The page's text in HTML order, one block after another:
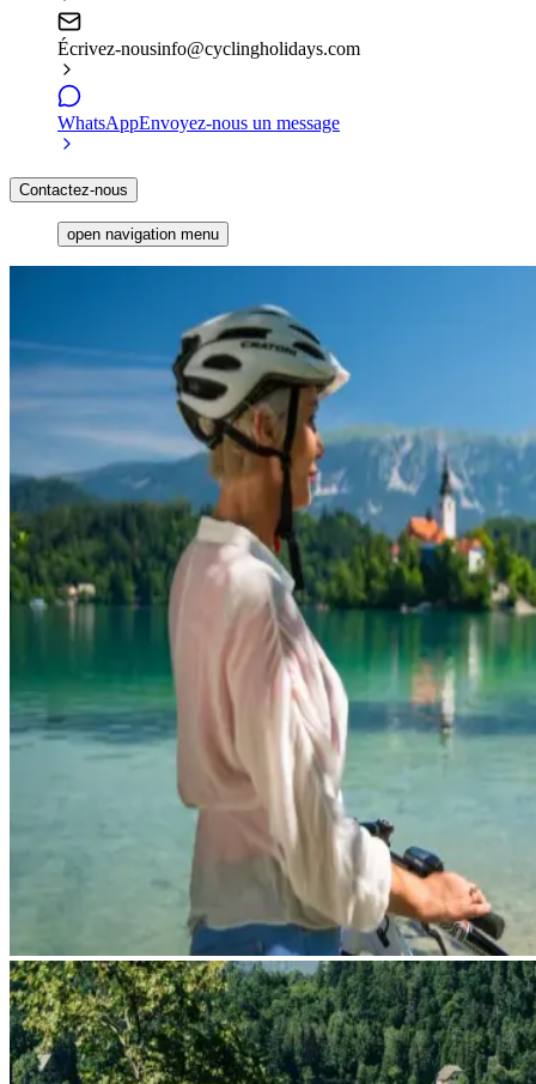
Écrivez-nousinfo@cyclingholidays.com
WhatsAppEnvoyez-nous un message
Contactez-nous
open navigation menu